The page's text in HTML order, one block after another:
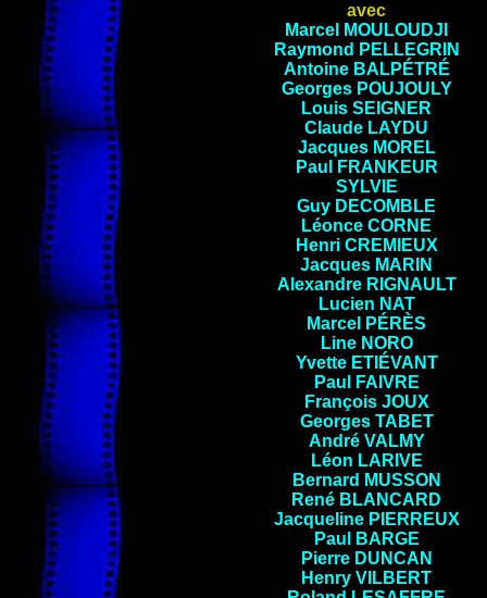
avec
Marcel MOULOUDJI
Raymond PELLEGRIN
Antoine BALPÉTRÉ
Georges POUJOULY
Louis SEIGNER
Claude LAYDU
Jacques MOREL
Paul FRANKEUR
SYLVIE
Guy DECOMBLE
Léonce CORNE
Henri CREMIEUX
Jacques MARIN
Alexandre RIGNAULT
Lucien NAT
Marcel PÉRÈS
Line NORO
Yvette ETIÉVANT
Paul FAIVRE
François JOUX
Georges TABET
André VALMY
Léon LARIVE
Bernard MUSSON
René BLANCARD
Jacqueline PIERREUX
Paul BARGE
Pierre DUNCAN
Henry VILBERT